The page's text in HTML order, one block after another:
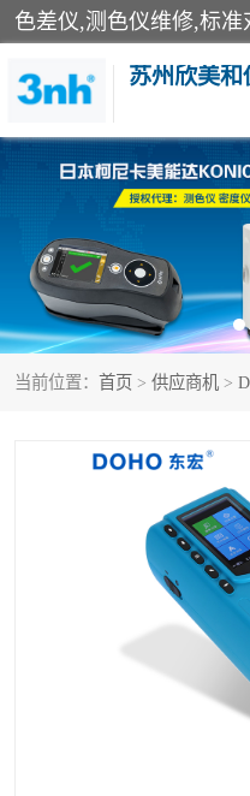
色差仪,测色仪维修,标
苏州欣美和
当前位置： 首页 > 供应商机 >
3nh色差仪
分光色差仪
美能达色差计
3nh分光测色仪